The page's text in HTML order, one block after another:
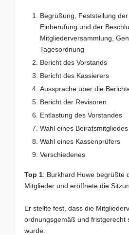
Begrüßung, Feststellung
Einberufung und der
Mitgliederversammlung,
Tagesordnung
Bericht des Vorstands
Bericht des Kassierers
Aussprache über die
Bericht der Revisoren
Entlastung des Vorstandes
Wahl eines Beiratsmitgliedes
Wahl eines Kassenprüfers
Verschiedenes
Top 1: Burkhard Huwe begrüßte
Mitglieder und eröffnete die
Er stellte fest, dass die
ordnungsgemäß und fristgerecht
wurde.